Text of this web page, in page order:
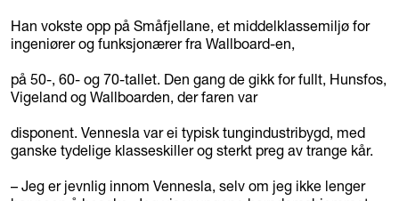
Han vokste opp på Småfjellane, et middelklassemiljø for
ingeniører og funksjonærer fra Wallboard-en,
på 50-, 60- og 70-tallet. Den gang de gikk for fullt, Hunsfos,
Vigeland og Wallboarden, der faren var
disponent. Vennesla var ei typisk tungindustribygd, med
ganske tydelige klasseskiller og sterkt preg av trange kår.
– Jeg er jevnlig innom Vennesla, selv om jeg ikke lenger